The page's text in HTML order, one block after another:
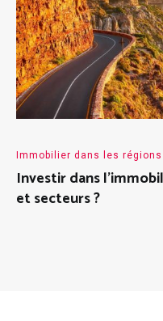
Immobilier dans les régions
Investir dans
et secteurs ?